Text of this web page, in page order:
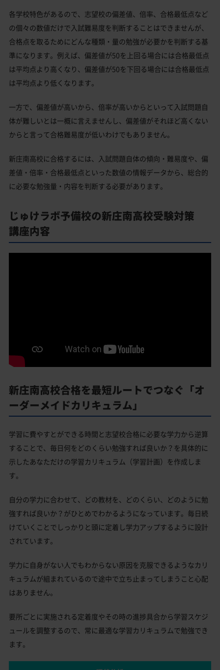
各学校特色があるので、志望校の偏差値、倍率、合格最低点など
の個々の数値だけで入試難易度を判断することはできませんが、
合格点を取るためにどんな種類・量の勉強が必要かを判断する基
準になります。例えば、偏差値が50を上回る場合には合格最低点
は平均点より高くなり、偏差値が50を下回る場合には合格最低点
は平均点より低くなります。
一方で、偏差値が高いから、倍率が高いからといって入試問題自
体が難しいとは一概に言えませんし、偏差値がそれほど高くない
からと言って合格難易度が低いわけでもありません。
新庄南高校に合格するには、入試問題自体の傾向・難易度や、偏
差値・倍率・合格最低点といった数値の情報データから、総合的
に必要な勉強量・内容を判断する必要があります。
じゅけラボ予備校の新庄南高校受験対策
講座内容
新庄南高校合格を最短ルートでつなぐ「オ
ーダーメイドカリキュラム」
学習に費やすとができる時間と志望校合格に必要な学力から逆算
することで、毎日何をどのくらい勉強すれば良いか？を具体的に
示したあなただけの学習カリキュラム（学習計画）を作成しま
す。
自分の学力に合わせて、どの教材を、どのくらい、どのように勉
強すれば良いか？がひとめでわかるようになっています。毎日続
けていくことでしっかりと頭に定着し学力アップするように設計
されています。
学力に自身がない人でもわからない原因を克服できるようなカリ
キュラムが組まれているので途中で立ち止まってしまうこと心配
はありません。
要所ごとに実施される定着度やその時の進捗具合から学習スケジ
ュールを調整するので、常に最適な学習カリキュラムで勉強でき
ます。